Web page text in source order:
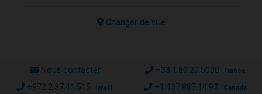
Changer de ville
Nous contacter +33.1.80.20.5000 France
+972.2.37.41.515 Israël +1.437.887.14.93 Canada